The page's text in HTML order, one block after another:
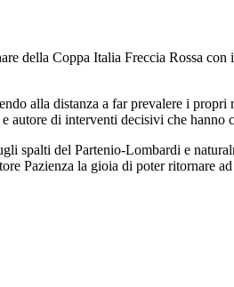
della Coppa Italia Freccia Rossa
alla distanza a far prevalere i
autore di interventi decisivi che hanno
spalti del Partenio-Lombardi e
Pazienza la gioia di poter ritornare